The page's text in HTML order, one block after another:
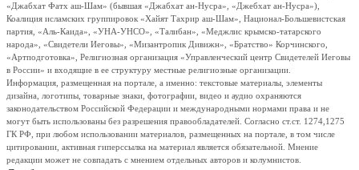
«Джабхат Фатх аш-Шам» (бывшая «Джабхат ан-Нусра», «Джебхат ан-Нусра»),
Коалиция исламских группировок «Хайят Тахрир аш-Шам», Национал-Большевистская
партия, «Аль-Каида», «УНА-УНСО», «Талибан», «Меджлис крымско-татарского
народа», «Свидетели Иеговы», «Мизантропик Дивижн», «Братство» Корчинского,
«Артподготовка», Религиозная организация «Управленческий центр Свидетелей Иеговы
в России» и входящие в ее структуру местные религиозные организации.
Информация, размещенная на портале, а именно: текстовые материалы, элементы
дизайна, логотипы, товарные знаки, фотографии, видео и аудио охраняются
законодательством Российской Федерации и международными нормами права и не
могут быть использованы без разрешения правообладателей. Согласно ст.ст. 1274,1275
ГК РФ, при любом использовании материалов, размещенных на портале, в том числе
цитировании, активная гиперссылка на материал является обязательной. Мнение
редакции может не совпадать с мнением отдельных авторов и колумнистов.